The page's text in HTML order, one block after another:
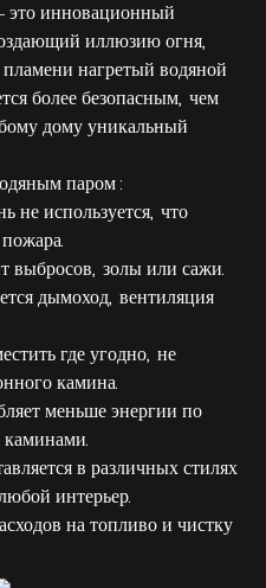
инновационный
иллюзию огня,
пламени нагретый водяной
более безопасным, чем
дому уникальный
паром :
не используется, что
выбросов, золы или сажи.
дымоход, вентиляция
где угодно, не
камина.
меньше энергии по
в различных стилях
интерьер.
на топливо и чистку